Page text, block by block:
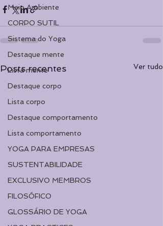
Meio Ambiente
CORPO SUTIL
Sistema do Yoga
Destaque mente
Lista mente
Destaque corpo
Lista corpo
Destaque comportamento
Lista comportamento
YOGA PARA EMPRESAS
SUSTENTABILIDADE
EXCLUSIVO MEMBROS
FILOSÓFICO
GLOSSÁRIO DE YOGA
Posts recentes Ver tudo